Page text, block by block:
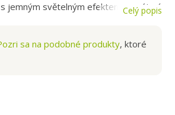
jemným světelným efektem, napájení
Celý popis
sa na podobné produkty, ktoré